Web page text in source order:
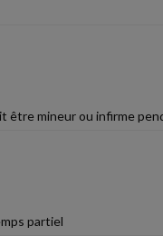
mineur ou infirme
partiel